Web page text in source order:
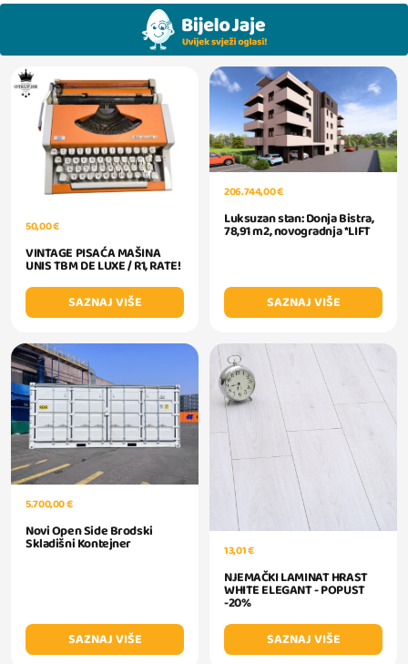
50,00 €
VINTAGE PISAĆA MAŠINA
UNIS TBM DE LUXE / R1, RATE!
SAZNAJ VIŠE
206.744,00 €
Luksuzan stan: Donja Bistra,
78,91 m2, novogradnja *LIFT
SAZNAJ VIŠE
5.700,00 €
Novi Open Side Brodski
Skladišni Kontejner
SAZNAJ VIŠE
13,01 €
NJEMAČKI LAMINAT HRAST
WHITE ELEGANT - POPUST
-20%
SAZNAJ VIŠE